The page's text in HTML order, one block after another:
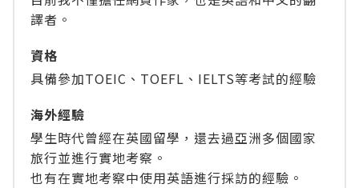
譯者。
資格
具備參加TOEIC、TOEFL、IELTS等考試的經驗
海外經驗
學生時代曾經在英國留學，還去過亞洲多個國家
旅行並進行實地考察。
也有在實地考察中使用英語進行採訪的經驗。